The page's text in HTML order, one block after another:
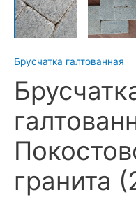
Брусчатка галтованная
гранита